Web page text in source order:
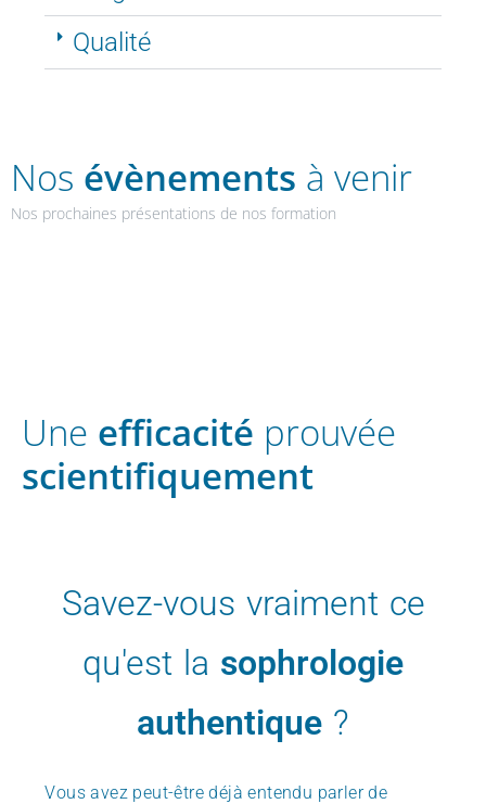
Qualité
Nos évènements à venir
Nos prochaines présentations de nos formation
Une efficacité prouvée
scientifiquement
Savez-vous vraiment ce
qu'est la sophrologie
authentique ?
Vous avez peut-être déjà entendu parler de